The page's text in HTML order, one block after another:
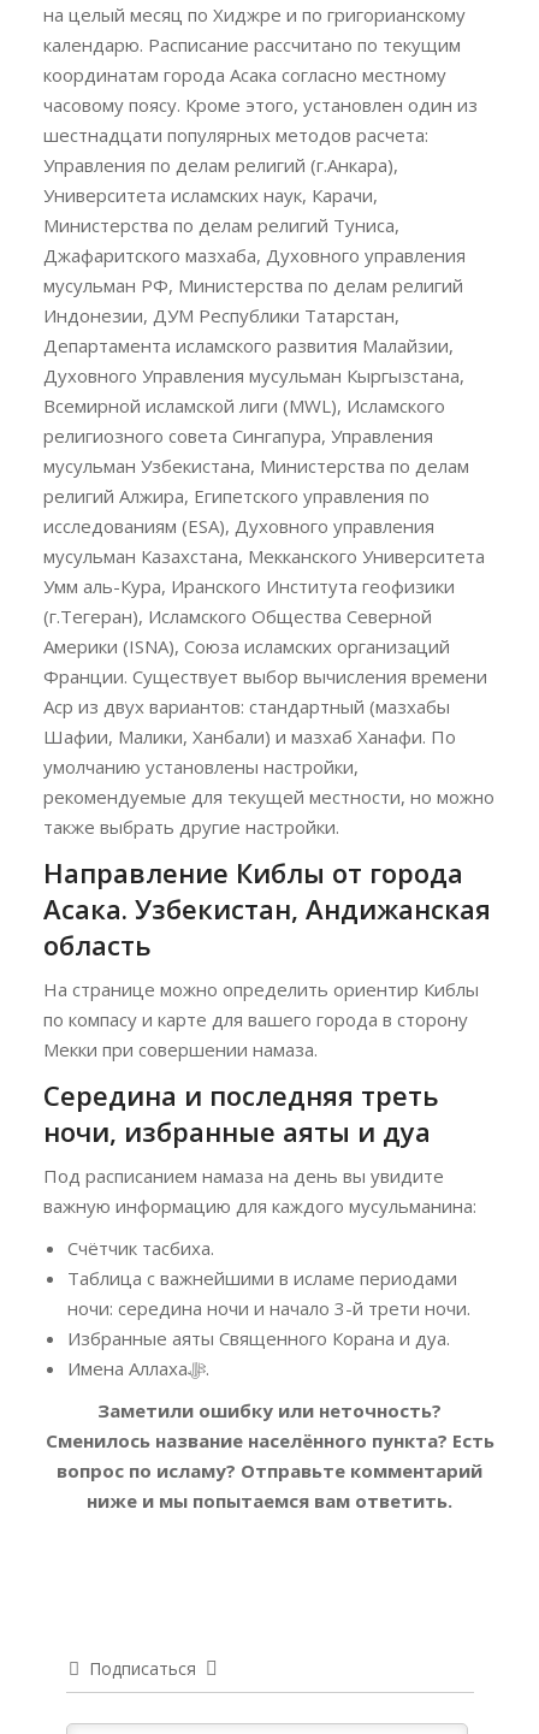
на целый месяц по Хиджре и по григорианскому
календарю. Расписание рассчитано по текущим
координатам города Асака согласно местному
часовому поясу. Кроме этого, установлен один из
шестнадцати популярных методов расчета:
Управления по делам религий (г.Анкара),
Университета исламских наук, Карачи,
Министерства по делам религий Туниса,
Джафаритского мазхаба, Духовного управления
мусульман РФ, Министерства по делам религий
Индонезии, ДУМ Республики Татарстан,
Департамента исламского развития Малайзии,
Духовного Управления мусульман Кыргызстана,
Всемирной исламской лиги (MWL), Исламского
религиозного совета Сингапура, Управления
мусульман Узбекистана, Министерства по делам
религий Алжира, Египетского управления по
исследованиям (ESA), Духовного управления
мусульман Казахстана, Мекканского Университета
Умм аль-Кура, Иранского Института геофизики
(г.Тегеран), Исламского Общества Северной
Америки (ISNA), Союза исламских организаций
Франции. Существует выбор вычисления времени
Аср из двух вариантов: стандартный (мазхабы
Шафии, Малики, Ханбали) и мазхаб Ханафи. По
умолчанию установлены настройки,
рекомендуемые для текущей местности, но можно
также выбрать другие настройки.
Направление Киблы от города
Асака. Узбекистан, Андижанская
область
На странице можно определить ориентир Киблы
по компасу и карте для вашего города в сторону
Мекки при совершении намаза.
Середина и последняя треть
ночи, избранные аяты и дуа
Под расписанием намаза на день вы увидите
важную информацию для каждого мусульманина:
Счётчик тасбиха.
Таблица с важнейшими в исламе периодами
ночи: середина ночи и начало 3-й трети ночи.
Избранные аяты Священного Корана и дуа.
Имена Аллахаﷻ.
Заметили ошибку или неточность?
Сменилось название населённого пункта? Есть
вопрос по исламу? Отправьте комментарий
ниже и мы попытаемся вам ответить.
Подписаться